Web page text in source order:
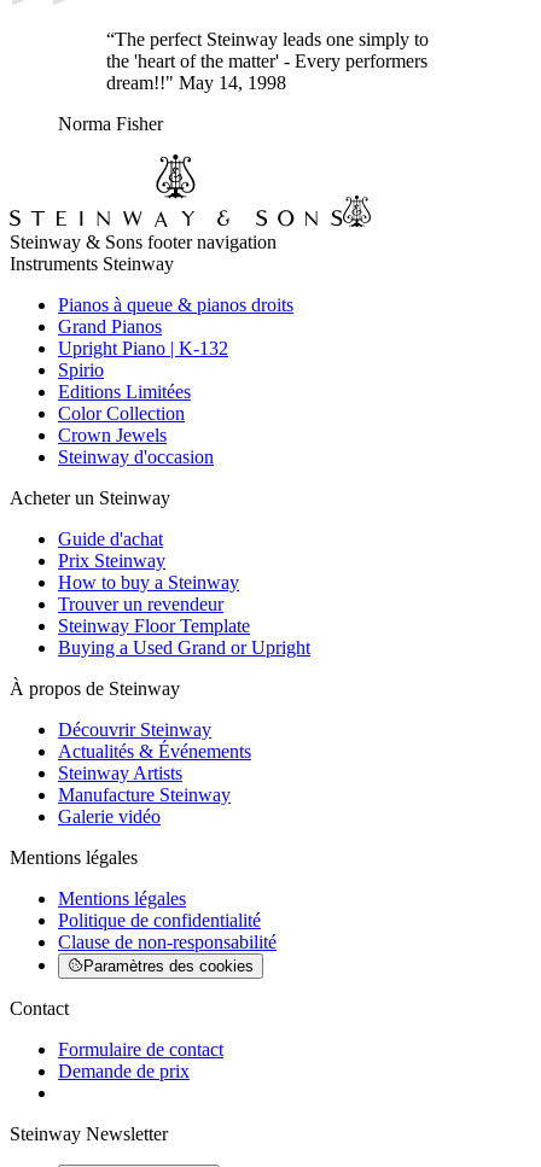
“The perfect Steinway leads one simply to
the 'heart of the matter' - Every performers
dream!!" May 14, 1998
Norma Fisher
Steinway & Sons footer navigation
Instruments Steinway
Pianos à queue & pianos droits
Grand Pianos
Upright Piano | K-132
Spirio
Editions Limitées
Color Collection
Crown Jewels
Steinway d'occasion
Acheter un Steinway
Guide d'achat
Prix Steinway
How to buy a Steinway
Trouver un revendeur
Steinway Floor Template
Buying a Used Grand or Upright
À propos de Steinway
Découvrir Steinway
Actualités & Événements
Steinway Artists
Manufacture Steinway
Galerie vidéo
Mentions légales
Mentions légales
Politique de confidentialité
Clause de non-responsabilité
Paramètres des cookies
Contact
Formulaire de contact
Demande de prix
Steinway Newsletter